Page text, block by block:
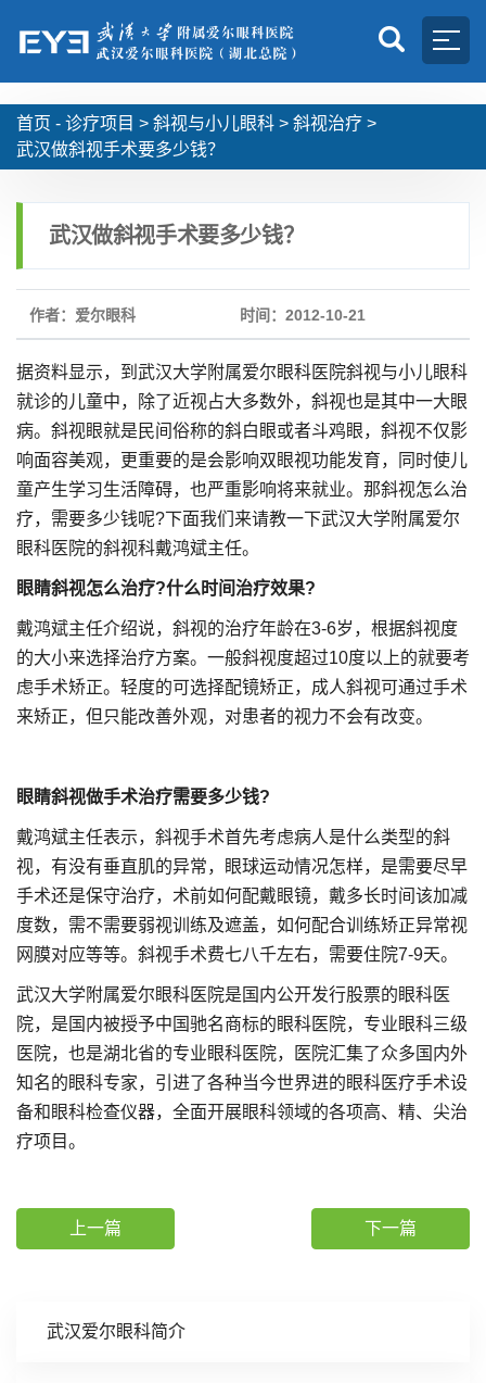
首页 - 诊疗项目 > 斜视与小儿眼科 > 斜视治疗 >
武汉做斜视手术要多少钱？
武汉爱尔眼科简介
武汉做斜视手术要多少钱？
作者：爱尔眼科 时间：2012-10-21
据资料显示，到武汉大学附属爱尔眼科医院斜视与小儿眼科
就诊的儿童中，除了近视占大多数外，斜视也是其中一大眼
病。斜视眼就是民间俗称的斜白眼或者斗鸡眼，斜视不仅影
响面容美观，更重要的是会影响双眼视功能发育，同时使儿
童产生学习生活障碍，也严重影响将来就业。那斜视怎么治
疗，需要多少钱呢?下面我们来请教一下武汉大学附属爱尔
眼科医院的斜视科戴鸿斌主任。
眼睛斜视怎么治疗?什么时间治疗效果?
戴鸿斌主任介绍说，斜视的治疗年龄在3-6岁，根据斜视度
的大小来选择治疗方案。一般斜视度超过10度以上的就要考
虑手术矫正。轻度的可选择配镜矫正，成人斜视可通过手术
来矫正，但只能改善外观，对患者的视力不会有改变。
眼睛斜视做手术治疗需要多少钱?
戴鸿斌主任表示，斜视手术首先考虑病人是什么类型的斜
视，有没有垂直肌的异常，眼球运动情况怎样，是需要尽早
手术还是保守治疗，术前如何配戴眼镜，戴多长时间该加减
度数，需不需要弱视训练及遮盖，如何配合训练矫正异常视
网膜对应等等。斜视手术费七八千左右，需要住院7-9天。
武汉大学附属爱尔眼科医院是国内公开发行股票的眼科医
院，是国内被授予中国驰名商标的眼科医院，专业眼科三级
医院，也是湖北省的专业眼科医院，医院汇集了众多国内外
知名的眼科专家，引进了各种当今世界进的眼科医疗手术设
备和眼科检查仪器，全面开展眼科领域的各项高、精、尖治
疗项目。
上一篇 下一篇